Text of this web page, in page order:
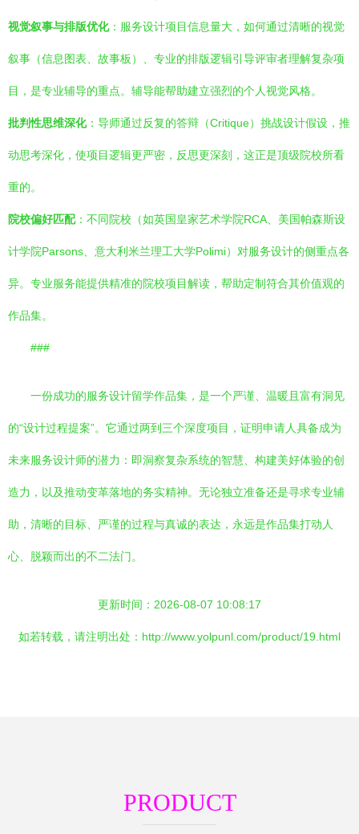
视觉叙事与排版优化：服务设计项目信息量大，如何通过清晰的视觉
叙事（信息图表、故事板）、专业的排版逻辑引导评审者理解复杂项
目，是专业辅导的重点。辅导能帮助建立强烈的个人视觉风格。
批判性思维深化：导师通过反复的答辩（Critique）挑战设计假设，推
动思考深化，使项目逻辑更严密，反思更深刻，这正是顶级院校所看
重的。
院校偏好匹配：不同院校（如英国皇家艺术学院RCA、美国帕森斯设
计学院Parsons、意大利米兰理工大学Polimi）对服务设计的侧重点各
异。专业服务能提供精准的院校项目解读，帮助定制符合其价值观的
作品集。
###
一份成功的服务设计留学作品集，是一个严谨、温暖且富有洞见
的“设计过程提案”。它通过两到三个深度项目，证明申请人具备成为
未来服务设计师的潜力：即洞察复杂系统的智慧、构建美好体验的创
造力，以及推动变革落地的务实精神。无论独立准备还是寻求专业辅
助，清晰的目标、严谨的过程与真诚的表达，永远是作品集打动人
心、脱颖而出的不二法门。
更新时间：2026-08-07 10:08:17
如若转载，请注明出处：http://www.yolpunl.com/product/19.html
PRODUCT